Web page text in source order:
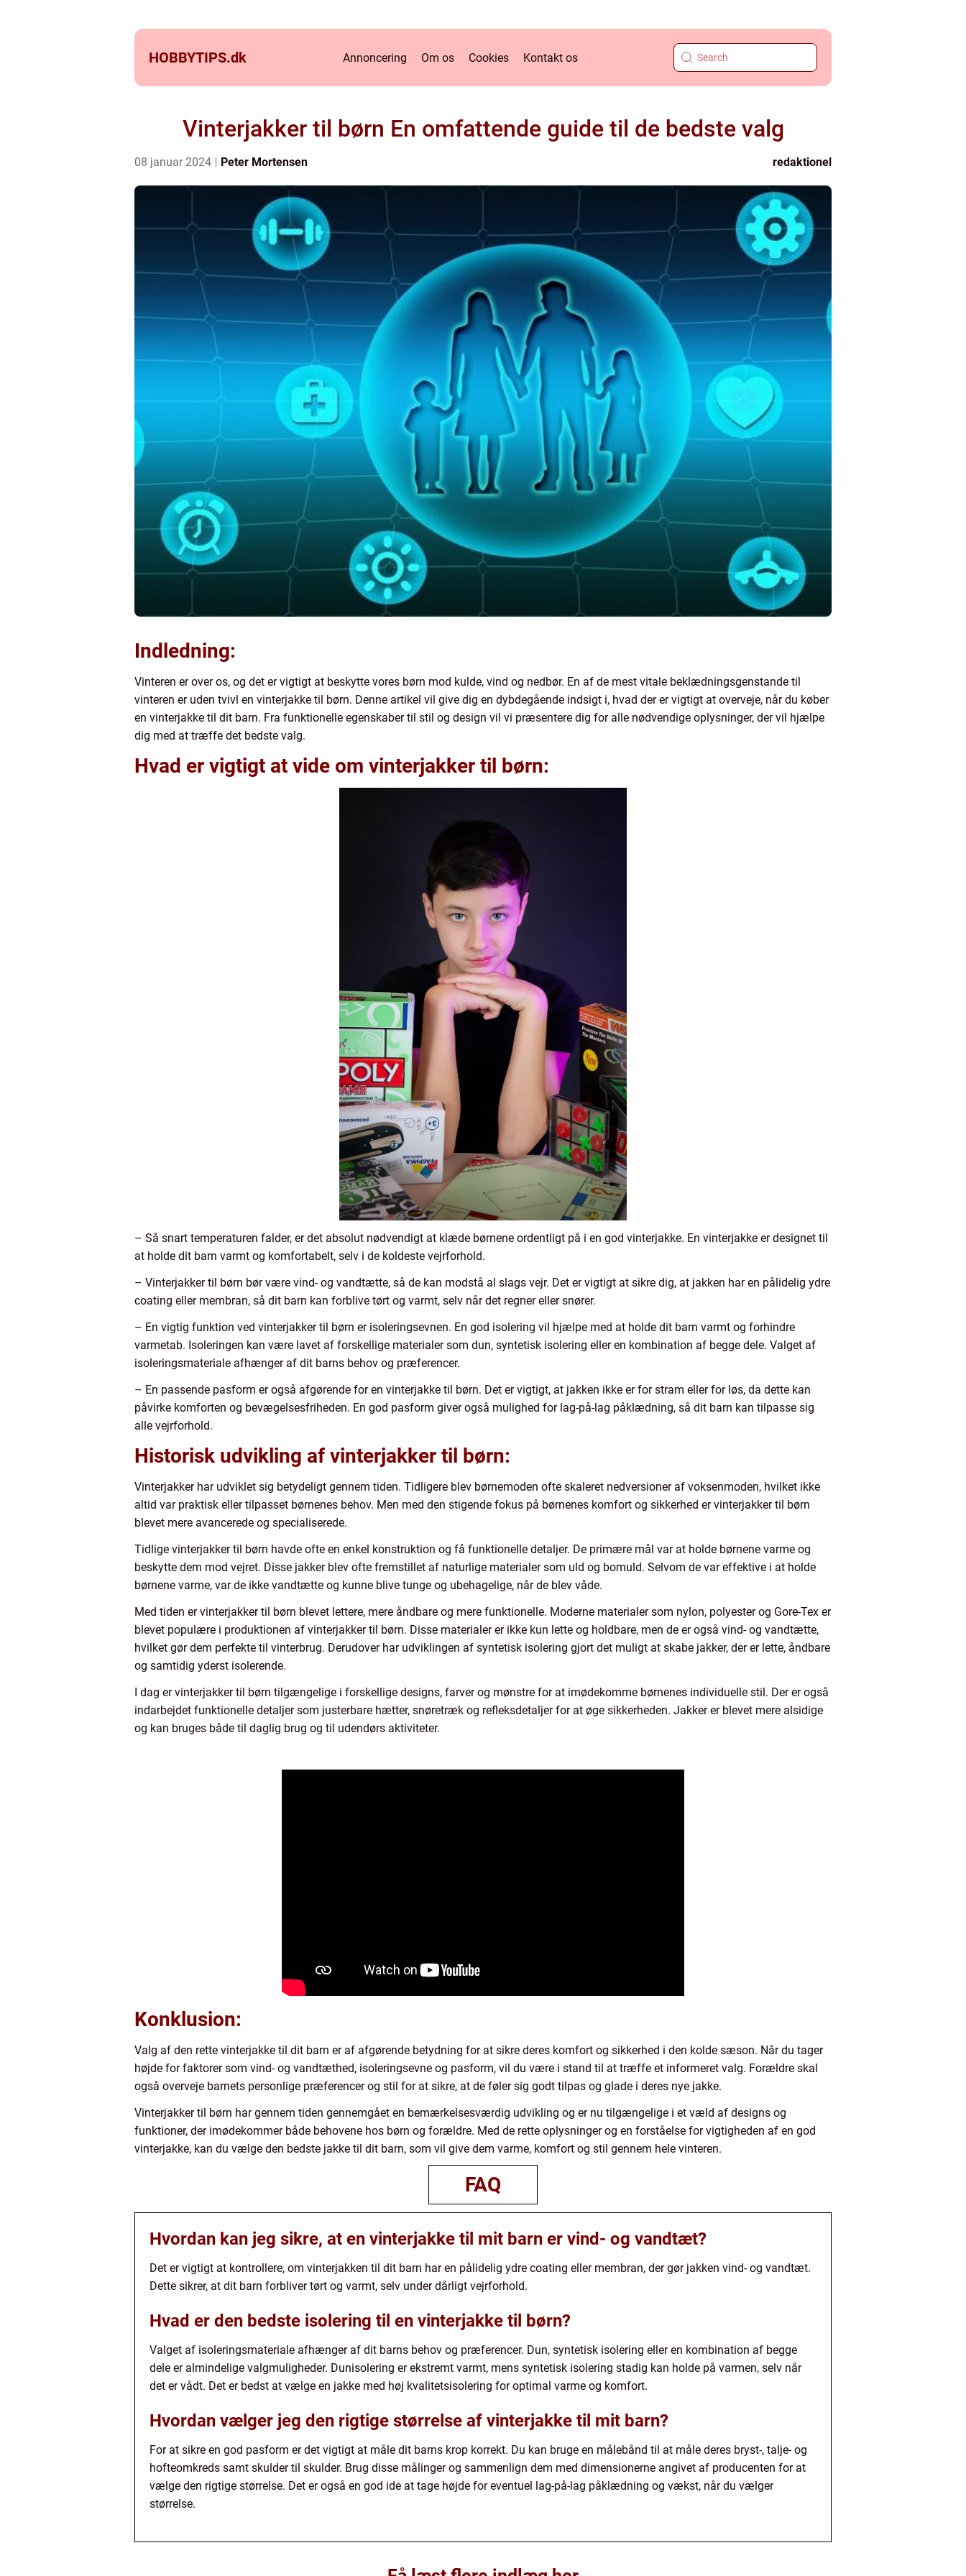
HOBBYTIPS.dk Annoncering Om os Cookies Kontakt os
Vinterjakker til børn En omfattende guide til de bedste valg
08 januar 2024 Peter Mortensen redaktionel
Indledning:
Vinteren er over os, og det er vigtigt at beskytte vores børn mod kulde, vind og nedbør. En af de mest vitale beklædningsgenstande til
vinteren er uden tvivl en vinterjakke til børn. Denne artikel vil give dig en dybdegående indsigt i, hvad der er vigtigt at overveje, når du køber
en vinterjakke til dit barn. Fra funktionelle egenskaber til stil og design vil vi præsentere dig for alle nødvendige oplysninger, der vil hjælpe
dig med at træffe det bedste valg.
Hvad er vigtigt at vide om vinterjakker til børn:
– Så snart temperaturen falder, er det absolut nødvendigt at klæde børnene ordentligt på i en god vinterjakke. En vinterjakke er designet til
at holde dit barn varmt og komfortabelt, selv i de koldeste vejrforhold.
– Vinterjakker til børn bør være vind- og vandtætte, så de kan modstå al slags vejr. Det er vigtigt at sikre dig, at jakken har en pålidelig ydre
coating eller membran, så dit barn kan forblive tørt og varmt, selv når det regner eller snører.
– En vigtig funktion ved vinterjakker til børn er isoleringsevnen. En god isolering vil hjælpe med at holde dit barn varmt og forhindre
varmetab. Isoleringen kan være lavet af forskellige materialer som dun, syntetisk isolering eller en kombination af begge dele. Valget af
isoleringsmateriale afhænger af dit barns behov og præferencer.
– En passende pasform er også afgørende for en vinterjakke til børn. Det er vigtigt, at jakken ikke er for stram eller for løs, da dette kan
påvirke komforten og bevægelsesfriheden. En god pasform giver også mulighed for lag-på-lag påklædning, så dit barn kan tilpasse sig
alle vejrforhold.
Historisk udvikling af vinterjakker til børn:
Vinterjakker har udviklet sig betydeligt gennem tiden. Tidligere blev børnemoden ofte skaleret nedversioner af voksenmoden, hvilket ikke
altid var praktisk eller tilpasset børnenes behov. Men med den stigende fokus på børnenes komfort og sikkerhed er vinterjakker til børn
blevet mere avancerede og specialiserede.
Tidlige vinterjakker til børn havde ofte en enkel konstruktion og få funktionelle detaljer. De primære mål var at holde børnene varme og
beskytte dem mod vejret. Disse jakker blev ofte fremstillet af naturlige materialer som uld og bomuld. Selvom de var effektive i at holde
børnene varme, var de ikke vandtætte og kunne blive tunge og ubehagelige, når de blev våde.
Med tiden er vinterjakker til børn blevet lettere, mere åndbare og mere funktionelle. Moderne materialer som nylon, polyester og Gore-Tex er
blevet populære i produktionen af vinterjakker til børn. Disse materialer er ikke kun lette og holdbare, men de er også vind- og vandtætte,
hvilket gør dem perfekte til vinterbrug. Derudover har udviklingen af syntetisk isolering gjort det muligt at skabe jakker, der er lette, åndbare
og samtidig yderst isolerende.
I dag er vinterjakker til børn tilgængelige i forskellige designs, farver og mønstre for at imødekomme børnenes individuelle stil. Der er også
indarbejdet funktionelle detaljer som justerbare hætter, snøretræk og refleksdetaljer for at øge sikkerheden. Jakker er blevet mere alsidige
og kan bruges både til daglig brug og til udendørs aktiviteter.
Konklusion:
Valg af den rette vinterjakke til dit barn er af afgørende betydning for at sikre deres komfort og sikkerhed i den kolde sæson. Når du tager
højde for faktorer som vind- og vandtæthed, isoleringsevne og pasform, vil du være i stand til at træffe et informeret valg. Forældre skal
også overveje barnets personlige præferencer og stil for at sikre, at de føler sig godt tilpas og glade i deres nye jakke.
Vinterjakker til børn har gennem tiden gennemgået en bemærkelsesværdig udvikling og er nu tilgængelige i et væld af designs og
funktioner, der imødekommer både behovene hos børn og forældre. Med de rette oplysninger og en forståelse for vigtigheden af en god
vinterjakke, kan du vælge den bedste jakke til dit barn, som vil give dem varme, komfort og stil gennem hele vinteren.
FAQ
Hvordan kan jeg sikre, at en vinterjakke til mit barn er vind- og vandtæt?
Det er vigtigt at kontrollere, om vinterjakken til dit barn har en pålidelig ydre coating eller membran, der gør jakken vind- og vandtæt.
Dette sikrer, at dit barn forbliver tørt og varmt, selv under dårligt vejrforhold.
Hvad er den bedste isolering til en vinterjakke til børn?
Valget af isoleringsmateriale afhænger af dit barns behov og præferencer. Dun, syntetisk isolering eller en kombination af begge
dele er almindelige valgmuligheder. Dunisolering er ekstremt varmt, mens syntetisk isolering stadig kan holde på varmen, selv når
det er vådt. Det er bedst at vælge en jakke med høj kvalitetsisolering for optimal varme og komfort.
Hvordan vælger jeg den rigtige størrelse af vinterjakke til mit barn?
For at sikre en god pasform er det vigtigt at måle dit barns krop korrekt. Du kan bruge en målebånd til at måle deres bryst-, talje- og
hofteomkreds samt skulder til skulder. Brug disse målinger og sammenlign dem med dimensionerne angivet af producenten for at
vælge den rigtige størrelse. Det er også en god ide at tage højde for eventuel lag-på-lag påklædning og vækst, når du vælger
størrelse.